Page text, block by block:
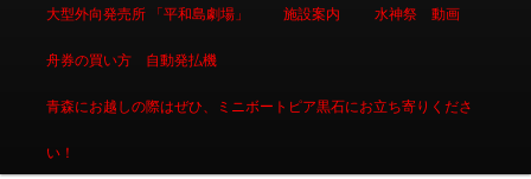
大型外向発売所 「平和島劇場」 施設案内 水神祭 動画
舟券の買い方 自動発払機
青森にお越しの際はぜひ、ミニボートピア黒石にお立ち寄りくださ
い！